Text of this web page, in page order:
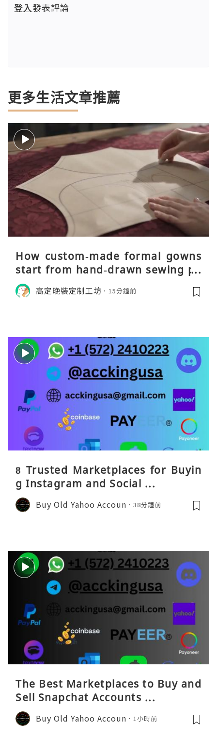
登入發表評論
更多生活文章推薦
How custom‑made formal gowns
start from hand‑drawn sewing pa
tterns
高定晚裝定制工坊 15分鐘前
8 Trusted Marketplaces for Buyin
g Instagram and Social ...
Buy Old Yahoo Accoun 38分鐘前
The Best Marketplaces to Buy and
Sell Snapchat Accounts ...
Buy Old Yahoo Accoun 1小時前